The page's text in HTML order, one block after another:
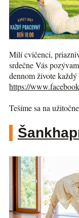
Milí cvičenci,
srdečne Vás
dennom živote
https://
Tešíme sa na